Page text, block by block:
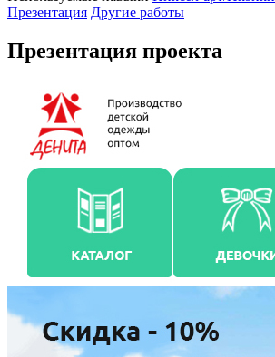
Презентация Другие работы
Презентация проекта